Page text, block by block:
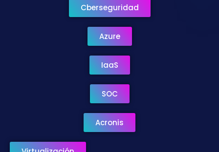
Cberseguridad
Azure
IaaS
SOC
Acronis